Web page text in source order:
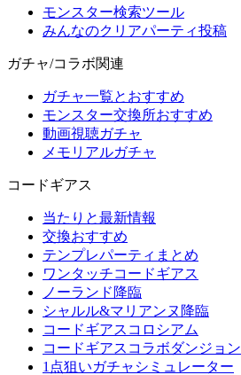
モンスター検索ツール
みんなのクリアパーティ投稿
ガチャ/コラボ関連
ガチャ一覧とおすすめ
モンスター交換所おすすめ
動画視聴ガチャ
メモリアルガチャ
コードギアス
当たりと最新情報
交換おすすめ
テンプレパーティまとめ
ワンタッチコードギアス
ノーランド降臨
シャルル&マリアンヌ降臨
コードギアスコロシアム
コードギアスコラボダンジョン
1点狙いガチャシミュレーター